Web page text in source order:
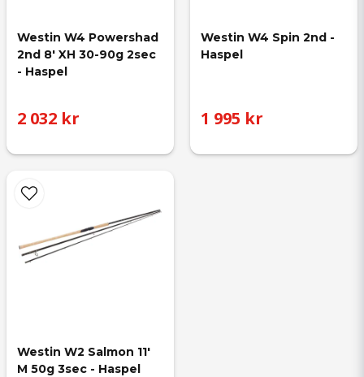
Westin W4 Powershad
2nd 8' XH 30-90g 2sec
- Haspel
2 032 kr
Westin W4 Spin 2nd -
Haspel
1 995 kr
Westin W2 Salmon 11'
M 50g 3sec - Haspel